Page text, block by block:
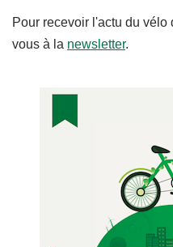
Pour recevoir l'actu du
vous à la newsletter.